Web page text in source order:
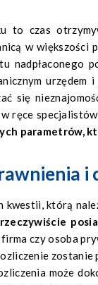
to czas
w większości
nadpłaconego
urzędem
się
ręce
parametrów,
kwestii, którą
czy osoba
może